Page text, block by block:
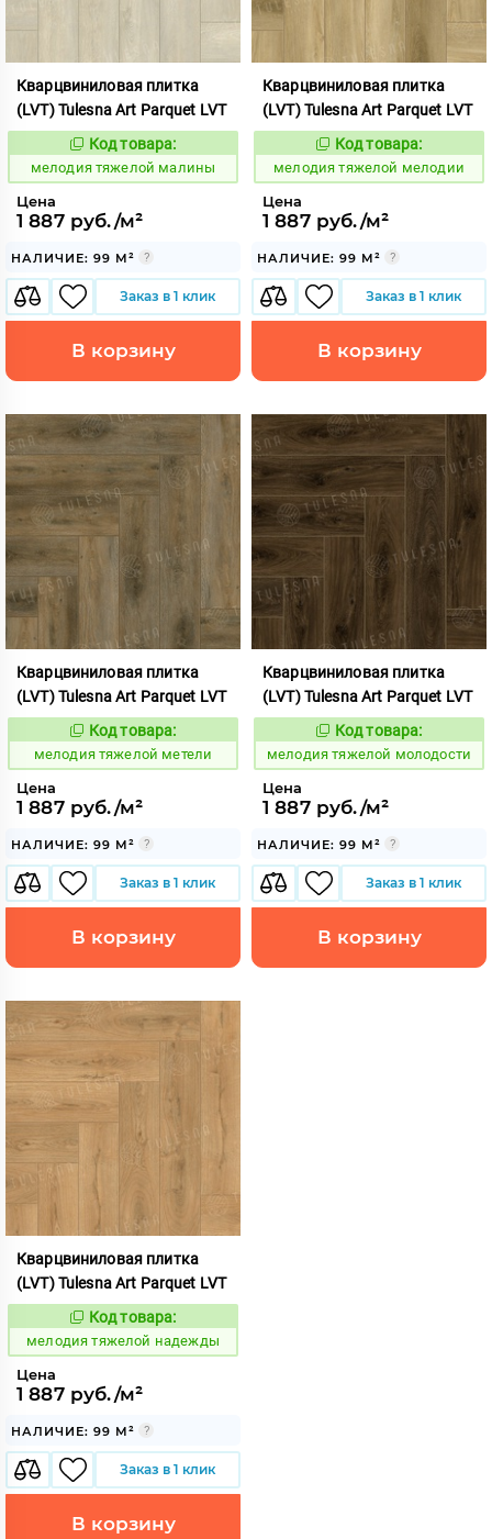
Кварцвиниловая плитка
(LVT) Tulesna Art Parquet LVT
Код:
966546
Код товара:
мелодия тяжелой малины
Цена
1 887 руб./м²
НАЛИЧИЕ: 99 М²
Заказ в 1 клик
В корзину
Кварцвиниловая плитка
(LVT) Tulesna Art Parquet LVT
Код:
966548
Код товара:
мелодия тяжелой мелодии
Цена
1 887 руб./м²
НАЛИЧИЕ: 99 М²
Заказ в 1 клик
В корзину
Кварцвиниловая плитка
(LVT) Tulesna Art Parquet LVT
Код:
966550
Код товара:
мелодия тяжелой метели
Цена
1 887 руб./м²
НАЛИЧИЕ: 99 М²
Заказ в 1 клик
В корзину
Кварцвиниловая плитка
(LVT) Tulesna Art Parquet LVT
Код:
966554
Код товара:
мелодия тяжелой молодости
Цена
1 887 руб./м²
НАЛИЧИЕ: 99 М²
Заказ в 1 клик
В корзину
Кварцвиниловая плитка
(LVT) Tulesna Art Parquet LVT
Код:
966557
Код товара:
мелодия тяжелой надежды
Цена
1 887 руб./м²
НАЛИЧИЕ: 99 М²
Заказ в 1 клик
В корзину